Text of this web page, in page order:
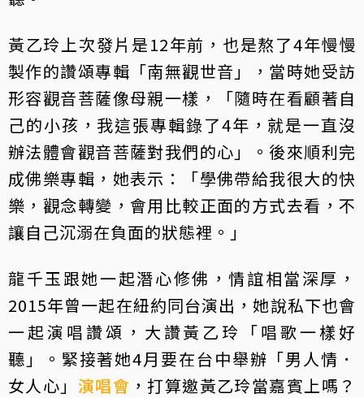
黃乙玲上次發片是12年前，也是熬了4年慢慢
製作的讚頌專輯「南無觀世音」，當時她受訪
形容觀音菩薩像母親一樣，「隨時在看顧著自
己的小孩，我這張專輯錄了4年，就是一直沒
辦法體會觀音菩薩對我們的心」。後來順利完
成佛樂專輯，她表示：「學佛帶給我很大的快
樂，觀念轉變，會用比較正面的方式去看，不
讓自己沉溺在負面的狀態裡。」
龍千玉跟她一起潛心修佛，情誼相當深厚，
2015年曾一起在紐約同台演出，她說私下也會
一起演唱讚頌，大讚黃乙玲「唱歌一樣好
聽」。緊接著她4月要在台中舉辦「男人情．
女人心」 演唱會 ，打算邀黃乙玲當嘉賓上嗎？